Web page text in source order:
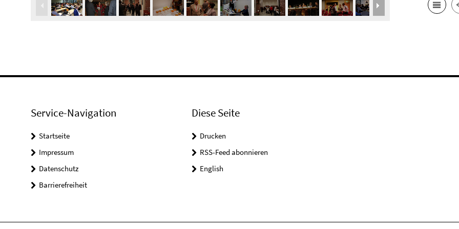
Service-Navigation
Startseite
Impressum
Datenschutz
Barrierefreiheit
Diese Seite
Drucken
RSS-Feed abonnieren
English